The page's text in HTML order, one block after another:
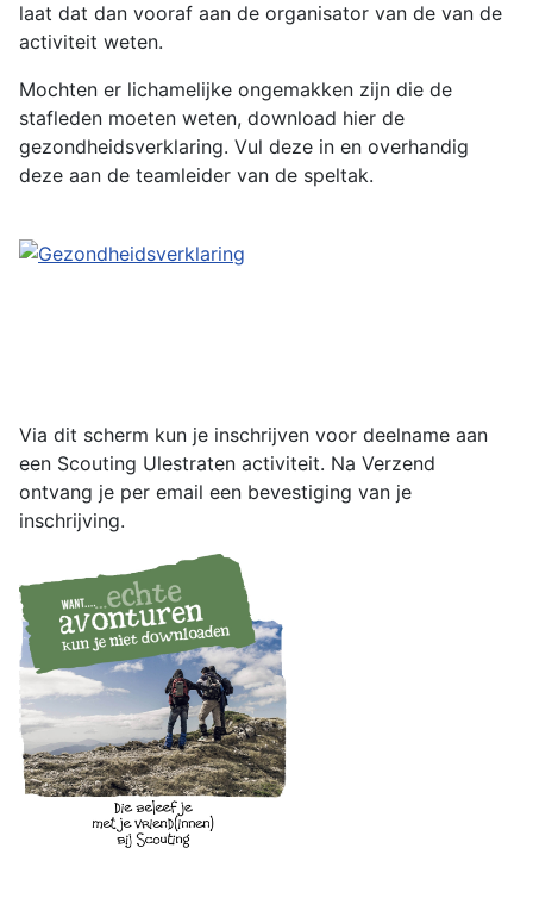
Via dit scherm kun je inschrijven voor deelname aan
een Scouting Ulestraten activiteit. Na Verzend
ontvang je per email een bevestiging van je
inschrijving.
laat dat dan vooraf aan de organisator van de van de
activiteit weten.
Mochten er lichamelijke ongemakken zijn die de
stafleden moeten weten, download hier de
gezondheidsverklaring. Vul deze in en overhandig
deze aan de teamleider van de speltak.